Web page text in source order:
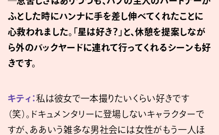
ふとした時にハンナに手を差し伸べてくれたことに
心救われました。「星は好き？」と、休憩を提案しなが
ら外のバックヤードに連れて行ってくれるシーンも好
きです。
キティ：私は彼女で一本撮りたいくらい好きです
（笑）。ドキュメンタリーに登場しないキャラクターで
すが、ああいう雑多な男社会には女性がもう一人ほ